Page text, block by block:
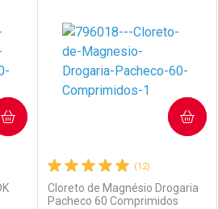
Laboratório
Por Menos
(12)
Cloreto de Magnésio Drogaria
Pacheco 60 Comprimidos
COMPRAR